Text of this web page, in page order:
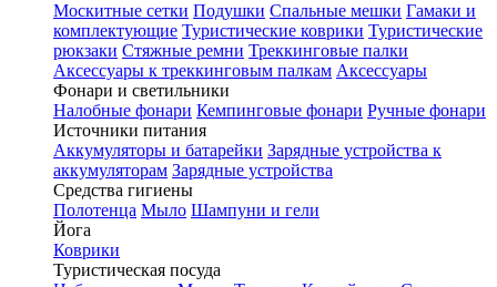
Москитные сетки Подушки Спальные мешки Гамаки и
комплектующие Туристические коврики Туристические
рюкзаки Стяжные ремни Треккинговые палки
Аксессуары к треккинговым палкам Аксессуары
Фонари и светильники
Налобные фонари Кемпинговые фонари Ручные фонари
Источники питания
Аккумуляторы и батарейки Зарядные устройства к
аккумуляторам Зарядные устройства
Средства гигиены
Полотенца Мыло Шампуни и гели
Йога
Коврики
Туристическая посуда